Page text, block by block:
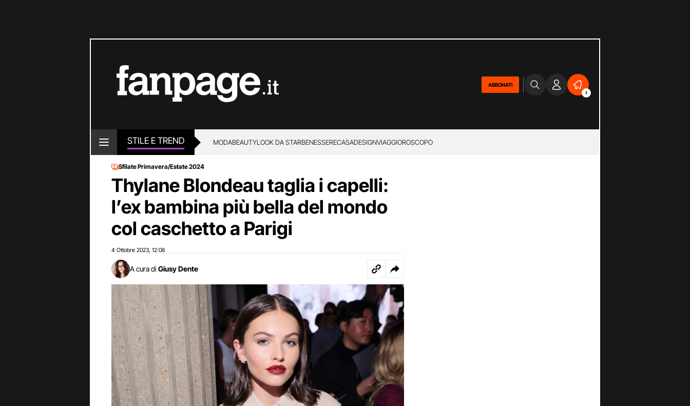
ABBONATI
2
STILE E TREND MODABEAUTYLOOK DA STARBENESSERECASADESIGNVIAGGIOROSCOPO
Sfilate Primavera/Estate 2024
Thylane Blondeau taglia i capelli:
l’ex bambina più bella del mondo
col caschetto a Parigi
4 Ottobre 2023 12:08
A cura di Giusy Dente